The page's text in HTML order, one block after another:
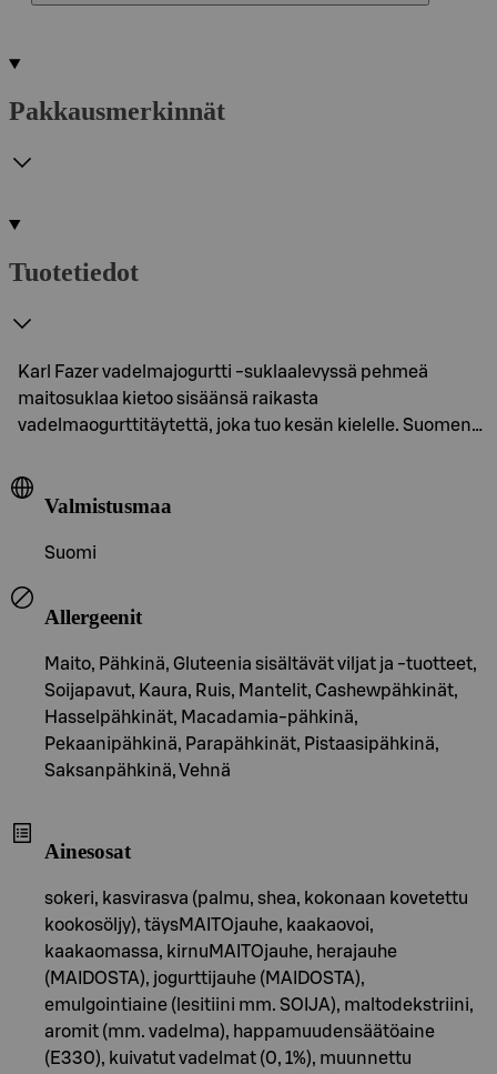
Pakkausmerkinnät
Tuotetiedot
Karl Fazer vadelmajogurtti -suklaalevyssä pehmeä
maitosuklaa kietoo sisäänsä raikasta
vadelmaogurttitäytettä, joka tuo kesän kielelle. Suomen…
Valmistusmaa
Suomi
Allergeenit
Maito, Pähkinä, Gluteenia sisältävät viljat ja -tuotteet,
Soijapavut, Kaura, Ruis, Mantelit, Cashewpähkinät,
Hasselpähkinät, Macadamia-pähkinä,
Pekaanipähkinä, Parapähkinät, Pistaasipähkinä,
Saksanpähkinä, Vehnä
Ainesosat
sokeri, kasvirasva (palmu, shea, kokonaan kovetettu
kookosöljy), täysMAITOjauhe, kaakaovoi,
kaakaomassa, kirnuMAITOjauhe, herajauhe
(MAIDOSTA), jogurttijauhe (MAIDOSTA),
emulgointiaine (lesitiini mm. SOIJA), maltodekstriini,
aromit (mm. vadelma), happamuudensäätöaine
(E330), kuivatut vadelmat (0, 1%), muunnettu